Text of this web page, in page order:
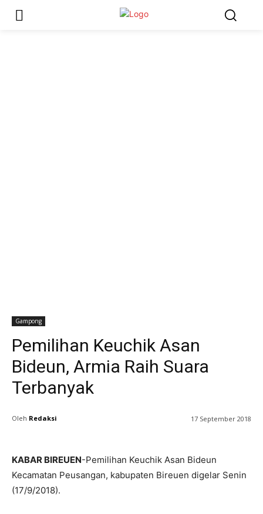
Gampong
Pemilihan Keuchik Asan
Bideun, Armia Raih Suara
Terbanyak
Oleh Redaksi 17 September 2018
KABAR BIREUEN-Pemilihan Keuchik Asan Bideun
Kecamatan Peusangan, kabupaten Bireuen digelar Senin
(17/9/2018).